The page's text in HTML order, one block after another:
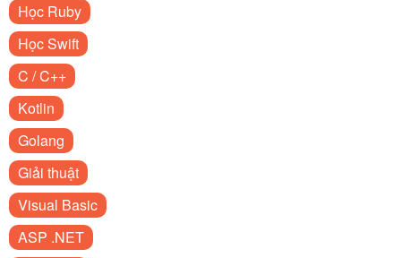
Học Ruby
Học Swift
C / C++
Kotlin
Golang
Giải thuật
Visual Basic
ASP .NET